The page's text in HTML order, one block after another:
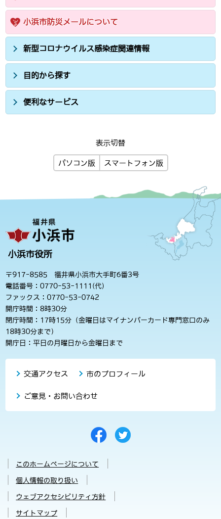
小浜市防災メールについて
新型コロナウイルス感染症関連情報
目的から探す
便利なサービス
表示切替
パソコン版 スマートフォン版
小浜市役所
〒917-8585 福井県小浜市大手町6番3号
電話番号：0770-53-1111(代)
ファックス：0770-53-0742
開庁時間：8時30分
閉庁時間：17時15分（金曜日はマイナンバーカード専門窓口のみ
18時30分まで）
開庁日：平日の月曜日から金曜日まで
交通アクセス 市のプロフィール
ご意見・お問い合わせ
このホームページについて
個人情報の取り扱い
ウェブアクセシビリティ方針
サイトマップ